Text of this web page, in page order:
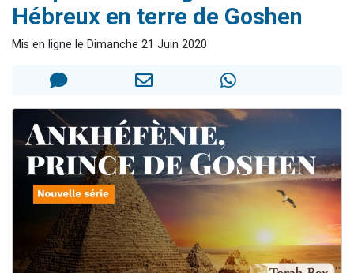
30 personnes viennent de faire un don pour Sauvez la jambe de Yohan
12 nouvelles musiques dans Torah-Box Music
29 personnes viennent de demander une bénédiction
Hébreux en terre de Goshen
Mis en ligne le Dimanche 21 Juin 2020